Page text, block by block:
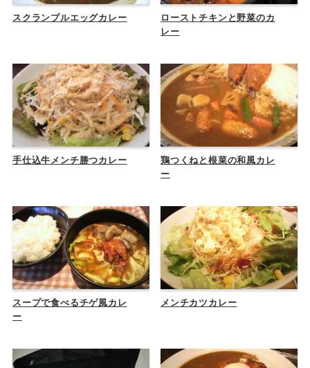
スクランブルエッグカレー
ローストチキンと野菜のカ
レー
手仕込牛メンチ勝つカレー
鶏つくねと根菜の和風カレ
ー
スープで食べるチゲ風カレ
ー
メンチカツカレー